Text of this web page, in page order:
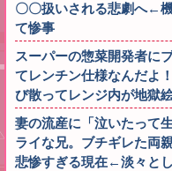
〇〇扱いされる悲劇へ←
て惨事
スーパーの惣菜開発者に
てレンチン仕様なんだよ
び散ってレンジ内が地獄
妻の流産に「泣いたって
ライな兄。ブチギレた両
悲惨すぎる現在←淡々と